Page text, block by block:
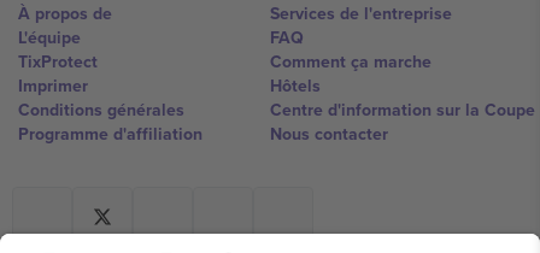
À propos de
L'équipe
TixProtect
Imprimer
Conditions générales
Programme d'affiliation
Services de l'entreprise
FAQ
Comment ça marche
Hôtels
Centre d'information sur la Coupe
Nous contacter